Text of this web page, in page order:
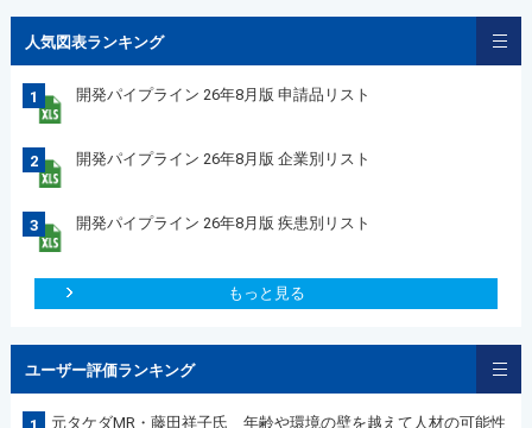
人気図表ランキング
1 開発パイプライン 26年8月版 申請品リスト
2 開発パイプライン 26年8月版 企業別リスト
3 開発パイプライン 26年8月版 疾患別リスト
もっと見る
ユーザー評価ランキング
元タケダMR・藤田祥子氏 年齢や環境の壁を越えて人材の可能性